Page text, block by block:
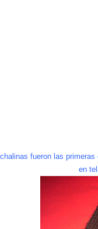
fueron las
en